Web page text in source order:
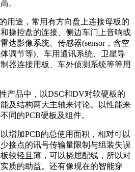
。
用途，常用有方向盘上连接母板的
操控盘的连接、侧边车门上音响或
达影像系统、传感器(sensor，含空
调节等)、车用通讯系统、卫星导
器连接用板、车外侦测系统等等用
产品中，以DSC和DV对软硬板的
及结构两大主轴来讨论。以性能来
同的PCB硬板及组件。
增加PCB的总使用面积，相对可以
接点的讯号传输量限制与组装失误
较轻且薄，可以挠屈配线，所以对
质的助益。还有像现在的智能穿